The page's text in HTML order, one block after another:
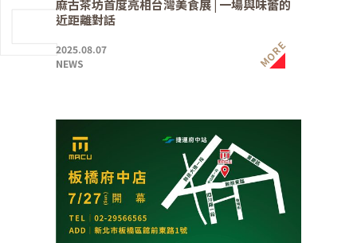
麻古茶坊首度亮相台灣美食展 | 一場與味蕾的
近距離對話
2025.08.07
NEWS
MORE